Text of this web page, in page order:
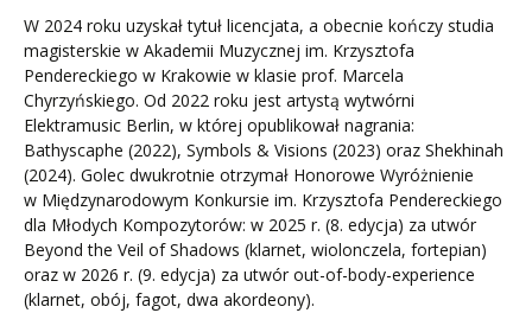
W 2024 roku uzyskał tytuł licencjata, a obecnie kończy studia
magisterskie w Akademii Muzycznej im. Krzysztofa
Pendereckiego w Krakowie w klasie prof. Marcela
Chyrzyńskiego. Od 2022 roku jest artystą wytwórni
Elektramusic Berlin, w której opublikował nagrania:
Bathyscaphe (2022), Symbols & Visions (2023) oraz Shekhinah
(2024). Golec dwukrotnie otrzymał Honorowe Wyróżnienie
w Międzynarodowym Konkursie im. Krzysztofa Pendereckiego
dla Młodych Kompozytorów: w 2025 r. (8. edycja) za utwór
Beyond the Veil of Shadows (klarnet, wiolonczela, fortepian)
oraz w 2026 r. (9. edycja) za utwór out-of-body-experience
(klarnet, obój, fagot, dwa akordeony).